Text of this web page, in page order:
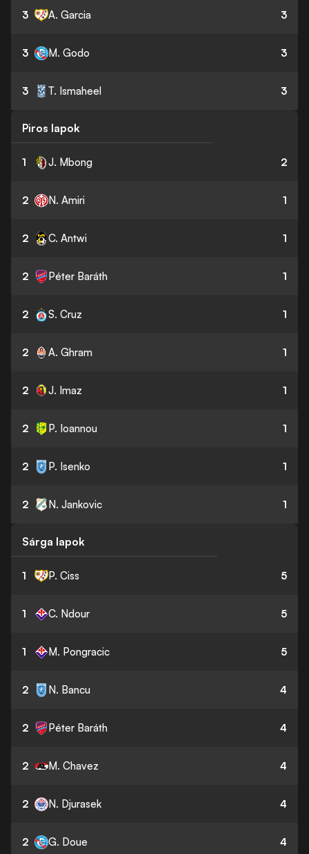
3 A. Garcia 3
3 M. Godo 3
3 T. Ismaheel 3
Piros lapok
1 J. Mbong 2
2 N. Amiri 1
2 C. Antwi 1
2 Péter Baráth 1
2 S. Cruz 1
2 A. Ghram 1
2 J. Imaz 1
2 P. Ioannou 1
2 P. Isenko 1
2 N. Jankovic 1
Sárga lapok
1 P. Ciss 5
1 C. Ndour 5
1 M. Pongracic 5
2 N. Bancu 4
2 Péter Baráth 4
2 M. Chavez 4
2 N. Djurasek 4
2 G. Doue 4